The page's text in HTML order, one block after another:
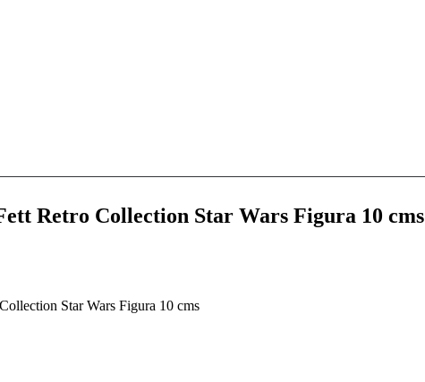
Retro Collection Star Wars Figura 10 cms
Star Wars Figura 10 cms